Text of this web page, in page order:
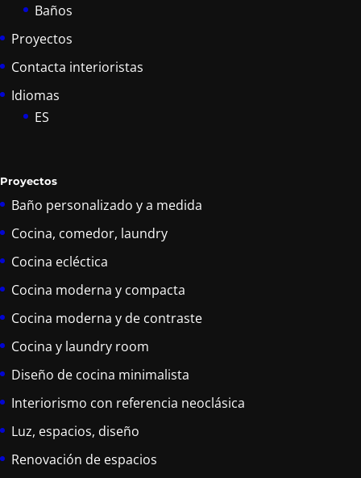
Baños
Proyectos
Contacta interioristas
Idiomas
ES
Proyectos
Baño personalizado y a medida
Cocina, comedor, laundry
Cocina ecléctica
Cocina moderna y compacta
Cocina moderna y de contraste
Cocina y laundry room
Diseño de cocina minimalista
Interiorismo con referencia neoclásica
Luz, espacios, diseño
Renovación de espacios